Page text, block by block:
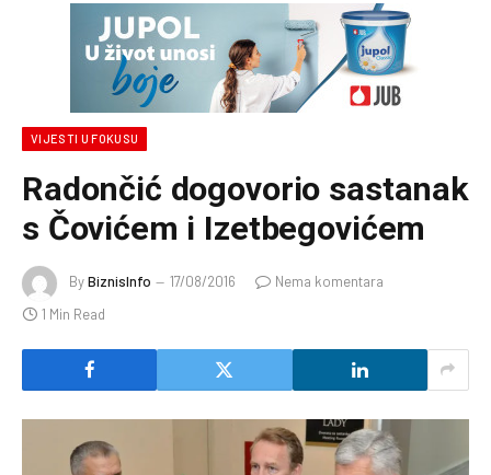
VIJESTI U FOKUSU
Radončić dogovorio sastanak
s Čovićem i Izetbegovićem
ByBiznisInfo 17/08/2016
Nema komentara
1 Min Read